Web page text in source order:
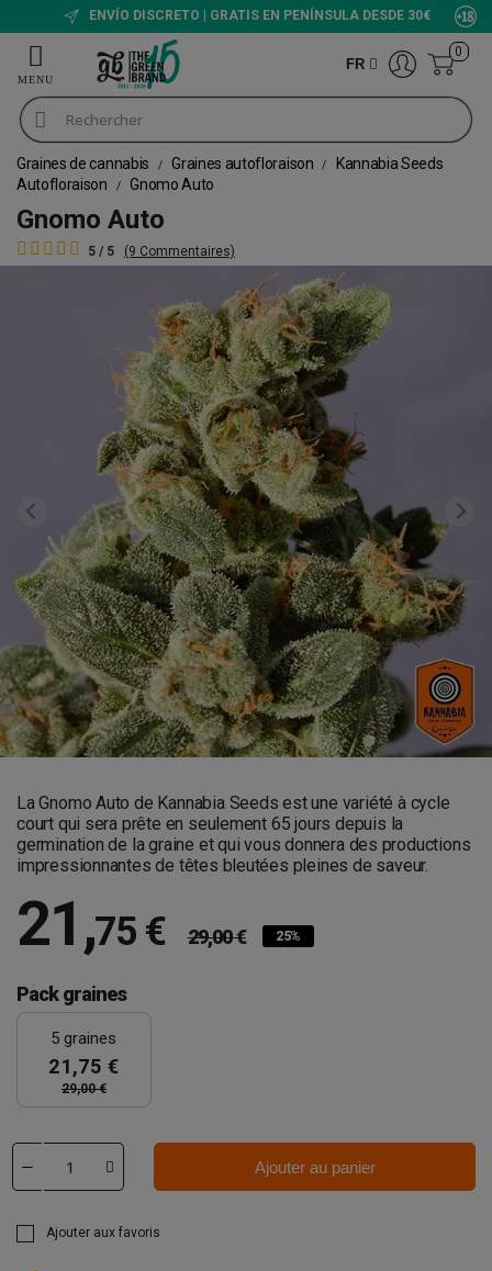
ENVÍO DISCRETO | GRATIS EN PENÍNSULA DESDE 30€
FR
0
Graines de cannabis Graines autofloraison
Kannabia Seeds
Autofloraison
Gnomo Auto
Gnomo Auto
5 / 5 (9 Commentaires)
La Gnomo Auto de Kannabia Seeds est une variété à cycle
court qui sera prête en seulement 65 jours depuis la
germination de la graine et qui vous donnera des productions
impressionnantes de têtes bleutées pleines de saveur.
21,75 € 29,00 € 25%
Pack graines
5 graines
21,75 €
29,00 €
Ajouter au panier
Ajouter aux favoris